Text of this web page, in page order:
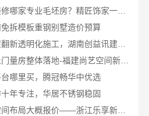
广州本地家装装修哪家专业毛坯房？精匠饰家一站式服务
拆模板重钢别墅造价预算
雨花区专业房屋翻新透明化施工，湖南创益讯建筑有限公司品质保障
新房家庭装修上门量房整体落地-福建尚艺空间新材料科技有限公司
哪里买，腾冠畅华中优选
年专注，华居不锈钢稳固
畅销家庭装潢空间布局大概报价——浙江乐享新材料